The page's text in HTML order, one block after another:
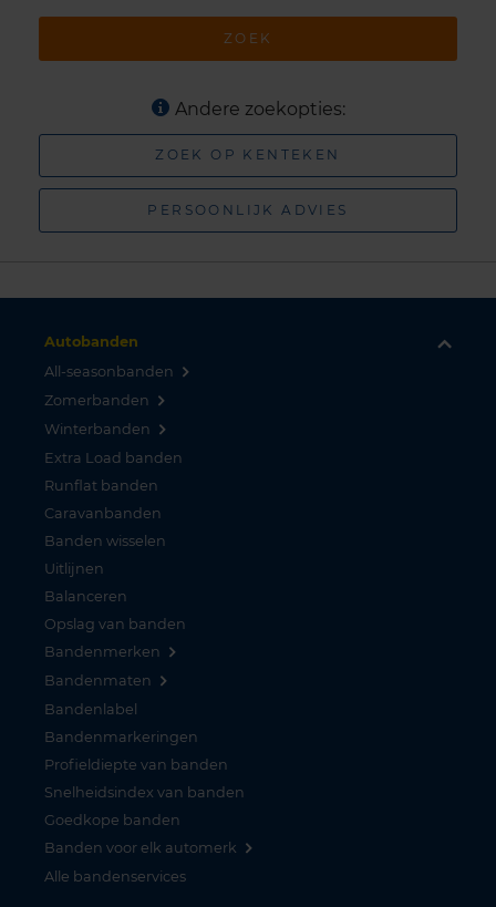
ZOEK
Andere zoekopties:
ZOEK OP KENTEKEN
PERSOONLIJK ADVIES
Autobanden
All-seasonbanden
Zomerbanden
Winterbanden
Extra Load banden
Runflat banden
Caravanbanden
Banden wisselen
Uitlijnen
Balanceren
Opslag van banden
Bandenmerken
Bandenmaten
Bandenlabel
Bandenmarkeringen
Profieldiepte van banden
Snelheidsindex van banden
Goedkope banden
Banden voor elk automerk
Alle bandenservices